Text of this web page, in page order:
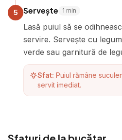
5 Servește 1 min
Lasă puiul să se
servire. Servește cu
verde sau garnitură de
Sfat: Puiul rămâne
servit imediat.